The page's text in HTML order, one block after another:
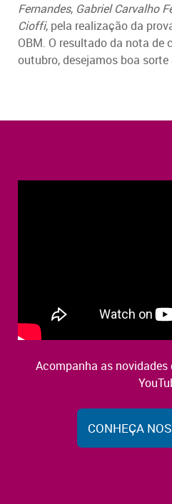
Fernandes, Gabriel Carvalho
Cioffi, pela realização da
OBM. O resultado da nota de
outubro, desejamos boa sorte
Acompanha as novidades
CONHEÇA